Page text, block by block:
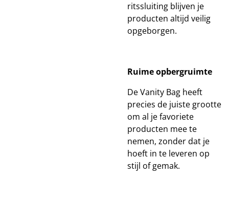
ritssluiting blijven je
producten altijd veilig
opgeborgen.
Ruime opbergruimte
De Vanity Bag heeft
precies de juiste grootte
om al je favoriete
producten mee te
nemen, zonder dat je
hoeft in te leveren op
stijl of gemak.